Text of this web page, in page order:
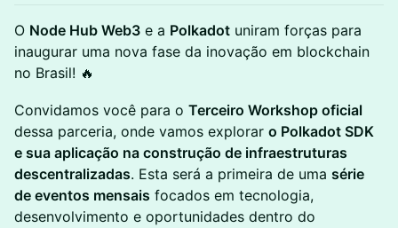
O Node Hub Web3 e a Polkadot uniram forças para
inaugurar uma nova fase da inovação em blockchain
no Brasil! 🔥
Convidamos você para o Terceiro Workshop oficial
dessa parceria, onde vamos explorar o Polkadot SDK
e sua aplicação na construção de infraestruturas
descentralizadas. Esta será a primeira de uma série
de eventos mensais focados em tecnologia,
desenvolvimento e oportunidades dentro do